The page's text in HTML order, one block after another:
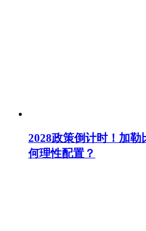
2028政策倒计时！加
何理性配置？